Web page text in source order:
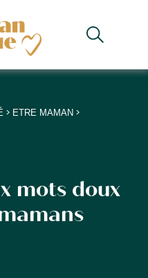
> ETRE MAMAN >
mots doux